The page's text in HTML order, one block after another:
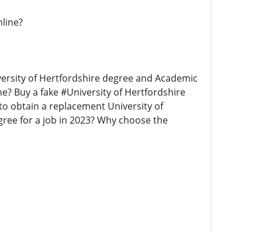
of Hertfordshire degree and Academic
Buy a fake #University of Hertfordshire
obtain a replacement University of
for a job in 2023? Why choose the